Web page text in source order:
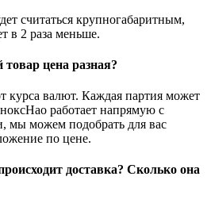
считаться крупногабаритным,
в 2 раза меньше.
цена разная?
курса валют. Каждая партия может
работает напрямую с
мы можем подобрать для вас
по цене.
доставка? Сколько она